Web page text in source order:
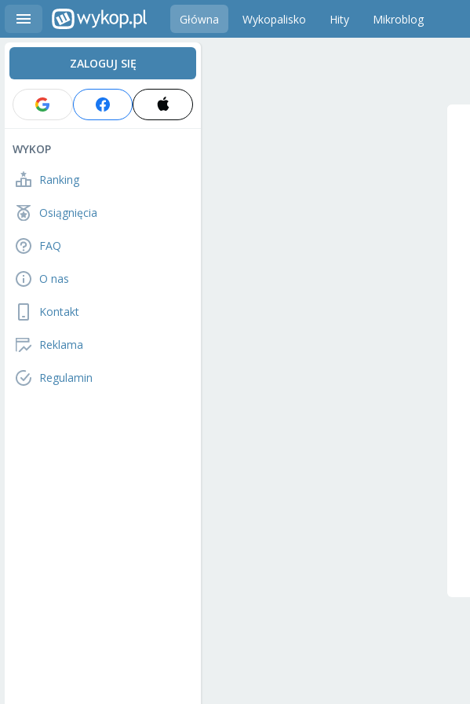
Główna Wykopalisko Hity Mikroblog
ZALOGUJ SIĘ
WYKOP
Ranking
Osiągnięcia
FAQ
O nas
Kontakt
Reklama
Regulamin